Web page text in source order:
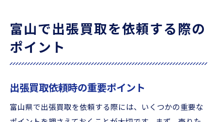
富山で出張買取を依頼する際の
ポイント
出張買取依頼時の重要ポイント
富山県で出張買取を依頼する際には、いくつかの重要な